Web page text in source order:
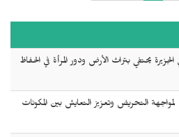
يحتفي بتراث الأرض ودور المرأة في الحفاظ
التحريض وتعزيز التعايش بين المكونات